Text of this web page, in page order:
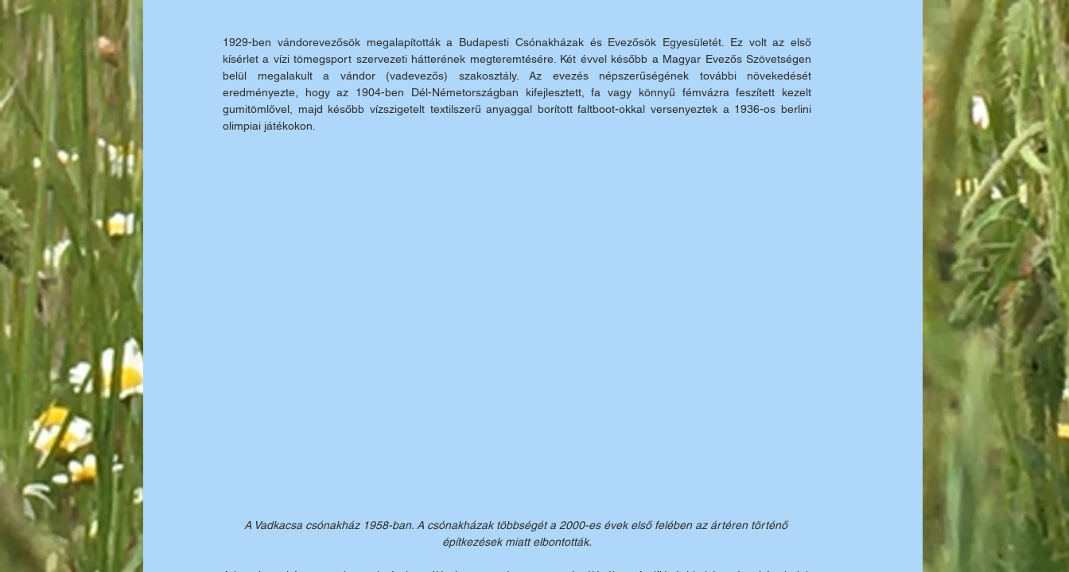
1929-ben vándorevezősök megalapították a Budapesti Csónakházak és Evezősök Egyesületét. Ez volt az első
kísérlet a vízi tömegsport szervezeti hátterének megteremtésére. Két évvel később a Magyar Evezős Szövetségen
belül megalakult a vándor (vadevezős) szakosztály. Az evezés népszerűségének további növekedését
eredményezte, hogy az 1904-ben Dél-Németországban kifejlesztett, fa vagy könnyű fémvázra feszített kezelt
gumitömlővel, majd később vízszigetelt textilszerű anyaggal borított faltboot-okkal versenyeztek a 1936-os berlini
olimpiai játékokon.
A Vadkacsa csónakház 1958-ban. A csónakházak többségét a 2000-es évek első felében az ártéren történő
építkezések miatt elbontották.